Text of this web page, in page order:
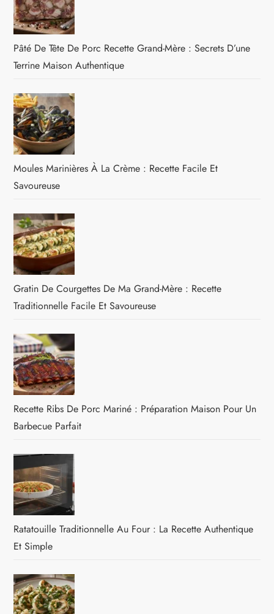
Pâté De Tête De Porc Recette Grand-Mère : Secrets D’une
Terrine Maison Authentique
Moules Marinières À La Crème : Recette Facile Et
Savoureuse
Gratin De Courgettes De Ma Grand-Mère : Recette
Traditionnelle Facile Et Savoureuse
Recette Ribs De Porc Mariné : Préparation Maison Pour Un
Barbecue Parfait
Ratatouille Traditionnelle Au Four : La Recette Authentique
Et Simple